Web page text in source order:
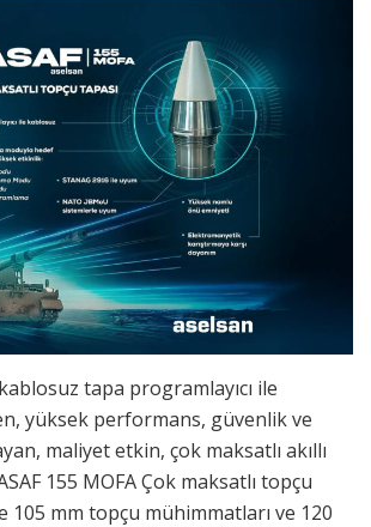
tapa programlayıcı ile
yüksek performans, güvenlik ve
maliyet etkin, çok maksatlı akıllı
155 MOFA Çok maksatlı topçu
105 mm topçu mühimmatları ve 120